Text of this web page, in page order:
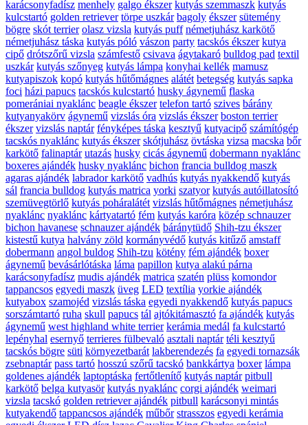
karácsonyfadísz menhely galgo ékszer kutyás szemmaszk kutyás
kulcstartó golden retriever törpe uszkár bagoly ékszer sütemény
bögre skót terrier olasz vizsla kutyás puff németjuhász karkötő
németjuhász táska kutyás póló vászon party tacskós ékszer kutya
cipő drótszőrű vizsla számfestő csivava ágytakaró bulldog pad textil
uszkár kutyás szőnyeg kutyás lámpa konyhai kellék mamusz
kutyapiszok kopó kutyás hűtőmágnes alátét betegség kutyás sapka
foci házi papucs tacskós kulcstartó husky ágynemű flaska
pomerániai nyaklánc beagle ékszer telefon tartó szives bárány
kutyanyakörv ágynemű vizslás óra vizslás ékszer boston terrier
ékszer vizslás naptár fényképes táska kesztyű kutyacipő számítógép
tacskós nyaklánc kutyás ékszer skótjuhász övtáska vizsa macska bőr
karkötő falinaptár utazás husky cicás ágynemű dobermann nyaklánc
boxeres ajándék husky nyaklánc bichon francia bulldog maszk
agaras ajándék labrador karkötő vadhús kutyás nyakkendő kutyás
sál francia bulldog kutyás matrica yorki szatyor kutyás autóillatosító
szemüvegtörlő kutyás poháralátét vizslás hűtőmágnes németjuhász
nyaklánc nyaklánc kártyatartó fém kutyás karóra közép schnauzer
bichon havanese schnauzer ajándék báránytüdő Shih-tzu ékszer
kistestű kutya halvány zöld kormányvédő kutyás kitűző amstaff
dobermann angol buldog Shih-tzu kötény fém ajándék boxer
ágynemű bevásárlótáska láma papillon kutya alakú párna
karácsonyfadísz mudis ajándék matrica szatén plüss komondor
tappancsos egyedi maszk üveg LED textília yorkie ajándék
kutyabox szamojéd vizslás táska egyedi nyakkendő kutyás papucs
sorszámtartó ruha skull papucs tál ajtókitámasztó fa ajándék kutyás
ágynemű west highland white terrier kerámia medál fa kulcstartó
lepényhal esernyő terrieres fülbevaló asztali naptár téli kesztyű
tacskós bögre süti környezetbarát lakberendezés fa egyedi tornazsák
zsebnaptár pass tartó hosszú szőrű tacskó bankkártya boxer lámpa
goldenes ajándék laptoptáska fertőtlenítő kutyás naptár pitbull
karkötő belga kutyasör kutyás nyaklánc corgi ajándék weimari
vizsla tacskó golden retriever ajándék pitbull karácsonyi mintás
kutyakendő tappancsos ajándék műbőr strasszos egyedi kerámia